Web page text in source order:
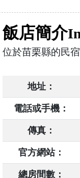
飯店簡介
位於苗栗縣的民宿
地址：
電話或手機：
傳真：
官方網站：
總房間數：